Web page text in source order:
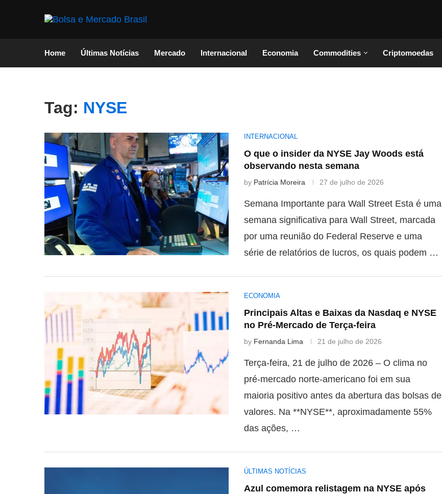
Home Últimas Notícias Mercado Internacional Economia Commodities Criptomoedas
Tag: NYSE
INTERNACIONAL
O que o insider da NYSE Jay Woods está
observando nesta semana
by Patrícia Moreira 27 de julho de 2026
Semana Importante para Wall Street Esta é uma
semana significativa para Wall Street, marcada
por uma reunião do Federal Reserve e uma
série de relatórios de lucros, os quais podem …
ECONOMIA
Principais Altas e Baixas da Nasdaq e NYSE
no Pré-Mercado de Terça-feira
by Fernanda Lima 21 de julho de 2026
Terça-feira, 21 de julho de 2026 – O clima no
pré-mercado norte-americano foi em sua
maioria positivo antes da abertura das bolsas de
valores. Na **NYSE**, aproximadamente 55%
das ações, …
ÚLTIMAS NOTÍCIAS
Azul comemora relistagem na NYSE após